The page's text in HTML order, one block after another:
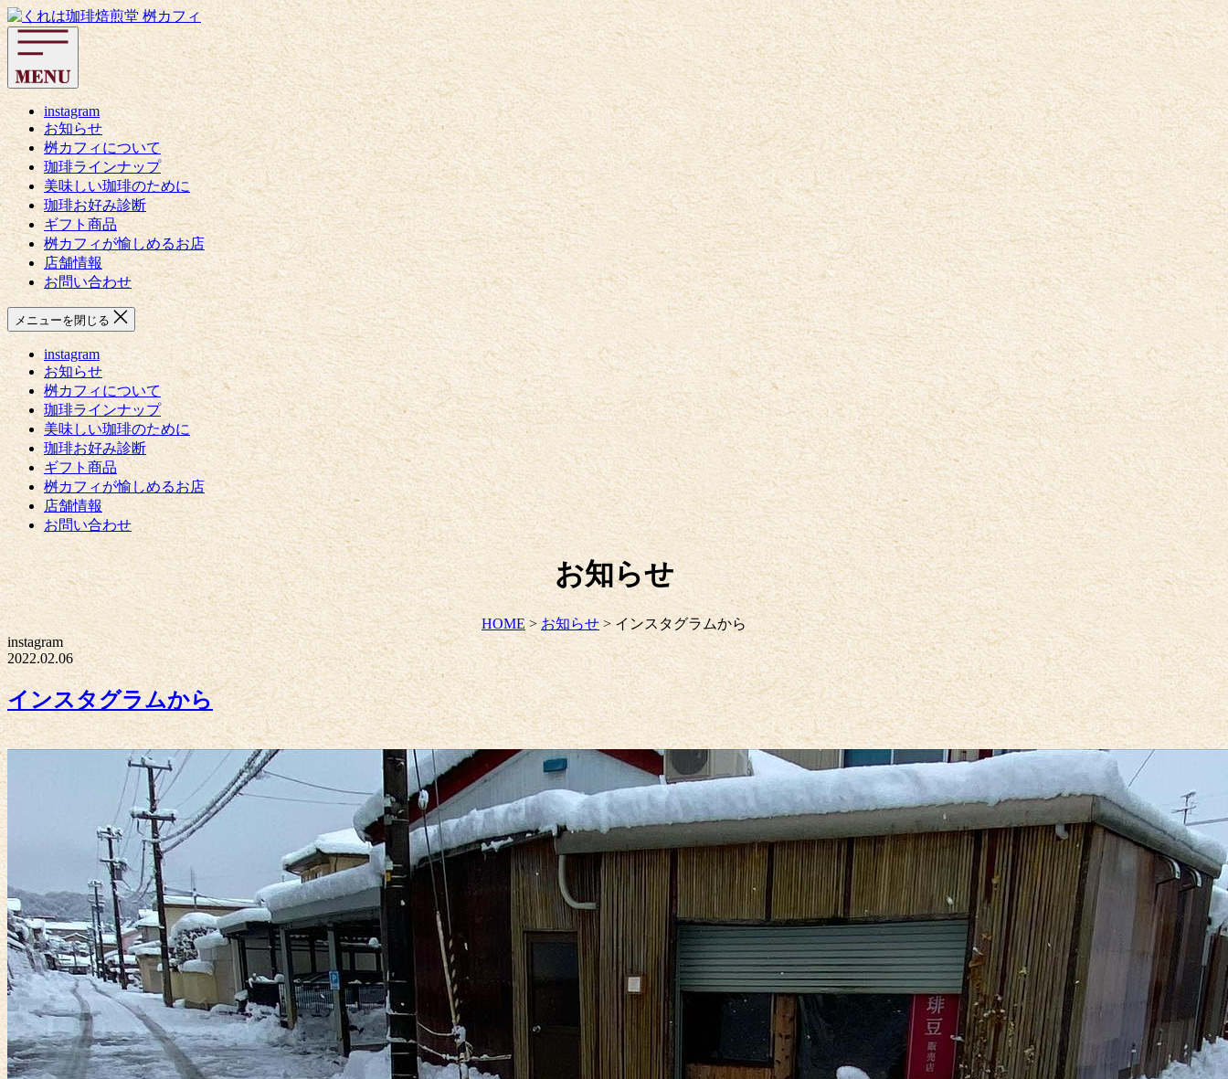
コ
ン
テ
ン
ツ
へ
ス
キ
ッ
プ
く
れ
は
珈
琲
焙
煎
堂
桝
カ
フ
ィ
instagram
お知らせ
桝カフィについて
珈琲ラインナップ
美味しい珈琲のために
珈琲お好み診断
ギフト商品
桝カフィが愉しめるお店
店舗情報
お問い合わせ
メニューを閉じる
instagram
お知らせ
桝カフィについて
珈琲ラインナップ
美味しい珈琲のために
珈琲お好み診断
ギフト商品
桝カフィが愉しめるお店
店舗情報
お問い合わせ
お知らせ
HOME>お知らせ > インスタグラムから
instagram
2022.02.06
インスタグラムから